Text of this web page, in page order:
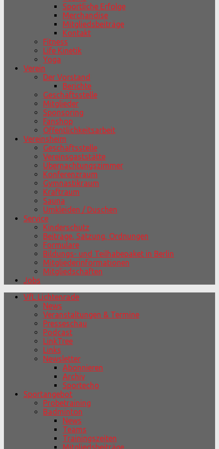
Sportliche Erfolge
Merchandise
Mitgliedsbeiträge
Kontakt
Fitness
Life Kinetik
Yoga
Verein
Der Vorstand
Berichte
Geschäftsstelle
Mitglieder
Sponsoring
Fanshop
Öffentlichkeitsarbeit
Vereinsheim
Geschäftsstelle
Vereinsgaststätte
Übernachtungszimmer
Konferenzraum
Gymnastikraum
Kraftraum
Sauna
Umkleiden / Duschen
Service
Kinderschutz
Beiträge, Satzung, Ordnungen
Formulare
Bildungs- und Teilhabepaket in Berlin
Mitgliederinformationen
Mitgliedschaften
Jobs
VfL Lichtenrade
News
Veranstaltungen & Termine
Presseschau
Podcast
LinkTree
Links
Newsletter
Abonnieren
Archiv
Sportecho
Sportangebot
Probetraining
Badminton
News
Teams
Trainingszeiten
Mitgliedsbeiträge